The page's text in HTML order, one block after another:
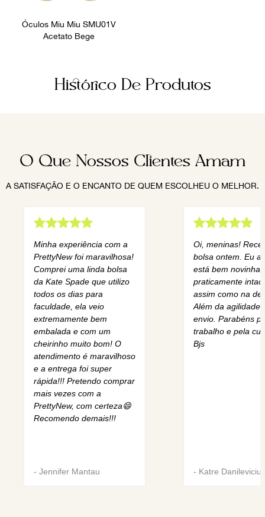
Óculos Miu Miu SMU01V
Acetato Bege
Histórico De Produtos
O Que Nossos Clientes Amam
A SATISFAÇÃO E O ENCANTO DE QUEM ESCOLHEU O MELHOR.
Minha experiência com a
PrettyNew foi maravilhosa!
Comprei uma linda bolsa
da Kate Spade que utilizo
todos os dias para
faculdade, ela veio
extremamente bem
embalada e com um
cheirinho muito bom! O
atendimento é maravilhoso
e a entrega foi super
rápida!!! Pretendo comprar
mais vezes com a
PrettyNew, com certeza😄
Recomendo demais!!!
- Jennifer Mantau
Oi, meninas!
bolsa ontem. Eu
está bem novinha,
praticamente
assim como na
Além da agilidade
envio. Parabéns
trabalho e pela
Bjs
- Katre Danilevicius